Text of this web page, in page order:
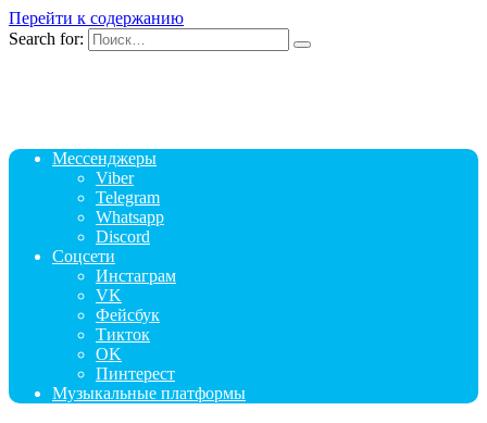
Перейти к содержанию
Search for:
Мессенджеры
Viber
Telegram
Whatsapp
Discord
Соцсети
Инстаграм
VK
Фейсбук
Тикток
OK
Пинтерест
Музыкальные платформы